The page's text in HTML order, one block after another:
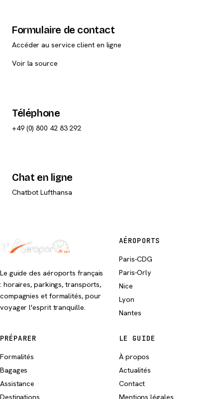
Formulaire de contact
Accéder au service client en ligne
Voir la source
Téléphone
+49 (0) 800 42 83 292
Chat en ligne
Chatbot Lufthansa
Le guide des aéroports français
: horaires, parkings, transports,
compagnies et formalités, pour
voyager l'esprit tranquille.
AÉROPORTS
Paris-CDG
Paris-Orly
Nice
Lyon
Nantes
PRÉPARER
Formalités
Bagages
Assistance
Destinations
LE GUIDE
À propos
Actualités
Contact
Mentions légales